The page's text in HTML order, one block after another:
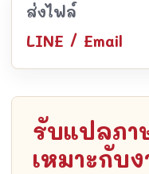
ส่งไฟล์
LINE / Email
รับแปลภ
เหมาะกับ